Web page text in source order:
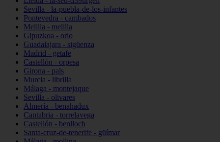
Sevilla - la-puebla-de-los-infantes
Pontevedra - cambados
Melilla - melilla
Gipuzkoa - orio
Guadalajara - sigüenza
Madrid - getafe
Castellón - orpesa
Girona - pals
Murcia - librilla
Málaga - montejaque
Sevilla - olivares
Almería - benahadux
Cantabria - torrelavega
Castellón - benlloch
Santa-cruz-de-tenerife - güímar